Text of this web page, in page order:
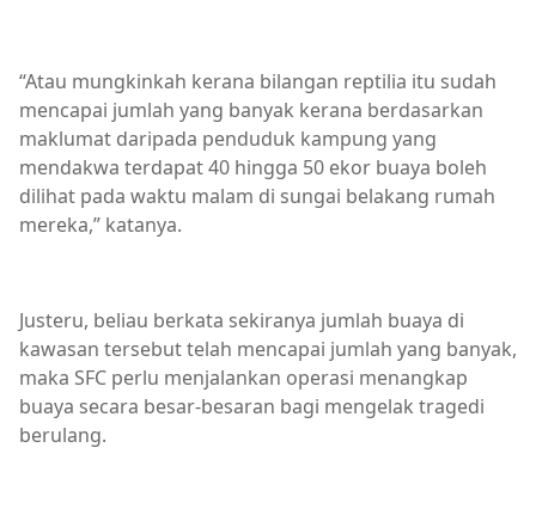
“Atau mungkinkah kerana bilangan reptilia itu sudah
mencapai jumlah yang banyak kerana berdasarkan
maklumat daripada penduduk kampung yang
mendakwa terdapat 40 hingga 50 ekor buaya boleh
dilihat pada waktu malam di sungai belakang rumah
mereka,” katanya.
Justeru, beliau berkata sekiranya jumlah buaya di
kawasan tersebut telah mencapai jumlah yang banyak,
maka SFC perlu menjalankan operasi menangkap
buaya secara besar-besaran bagi mengelak tragedi
berulang.